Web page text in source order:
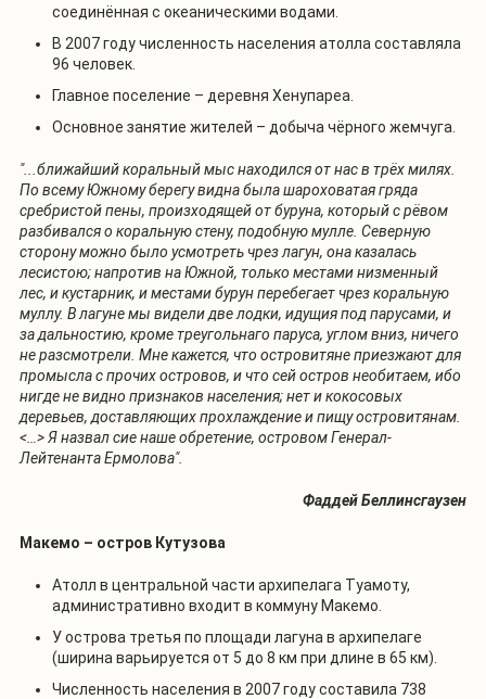
соединённая с океаническими водами.
В 2007 году численность населения атолла составляла
96 человек.
Главное поселение – деревня Хенупареа.
Основное занятие жителей – добыча чёрного жемчуга.
"...ближайший коральный мыс находился от нас в трёх милях.
По всему Южному берегу видна была шароховатая гряда
сребристой пены, произходящей от буруна, который с рёвом
разбивался о коральную стену, подобную мулле. Северную
сторону можно было усмотреть чрез лагун, она казалась
лесистою; напротив на Южной, только местами низменный
лес, и кустарник, и местами бурун перебегает чрез коральную
муллу. В лагуне мы видели две лодки, идущия под парусами, и
за дальностию, кроме треугольнаго паруса, углом вниз, ничего
не разсмотрели. Мне кажется, что островитяне приезжают для
промысла с прочих островов, и что сей остров необитаем, ибо
нигде не видно признаков населения; нет и кокосовых
деревьев, доставляющих прохлаждение и пищу островитянам.
<…> Я назвал сие наше обретение, островом Генерал-
Лейтенанта Ермолова".
Фаддей Беллинсгаузен
Макемо – остров Кутузова
Атолл в центральной части архипелага Туамоту,
административно входит в коммуну Макемо.
У острова третья по площади лагуна в архипелаге
(ширина варьируется от 5 до 8 км при длине в 65 км).
Численность населения в 2007 году составила 738